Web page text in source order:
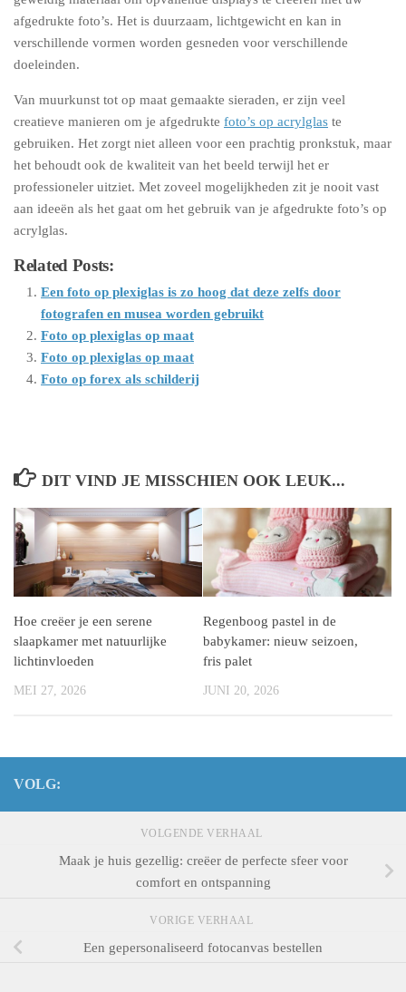
afgedrukte foto’s. Het is duurzaam, lichtgewicht en kan in
verschillende vormen worden gesneden voor verschillende
doeleinden.
Van muurkunst tot op maat gemaakte sieraden, er zijn veel
creatieve manieren om je afgedrukte foto’s op acrylglas te
gebruiken. Het zorgt niet alleen voor een prachtig pronkstuk, maar
het behoudt ook de kwaliteit van het beeld terwijl het er
professioneler uitziet. Met zoveel mogelijkheden zit je nooit vast
aan ideeën als het gaat om het gebruik van je afgedrukte foto’s op
acrylglas.
Related Posts:
Een foto op plexiglas is zo hoog dat deze zelfs door
fotografen en musea worden gebruikt
Foto op plexiglas op maat
Foto op plexiglas op maat
Foto op forex als schilderij
DIT VIND JE MISSCHIEN OOK LEUK...
Hoe creëer je een serene
slaapkamer met natuurlijke
lichtinvloeden
MEI 27, 2026
Regenboog pastel in de
babykamer: nieuw seizoen,
fris palet
JUNI 20, 2026
VOLG:
VOLGENDE VERHAAL
Maak je huis gezellig: creëer de perfecte sfeer voor
comfort en ontspanning
VORIGE VERHAAL
Een gepersonaliseerd fotocanvas bestellen